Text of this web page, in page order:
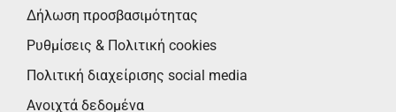
Δήλωση προσβασιμότητας
Ρυθμίσεις & Πολιτική cookies
Πολιτική διαχείρισης social media
Ανοιχτά δεδομένα